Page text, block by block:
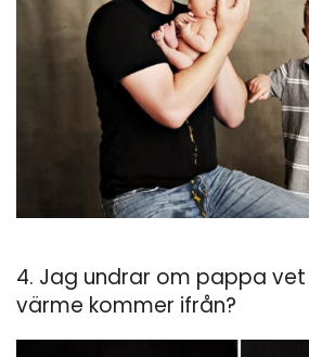
4. Jag undrar om pappa
värme kommer ifrån?